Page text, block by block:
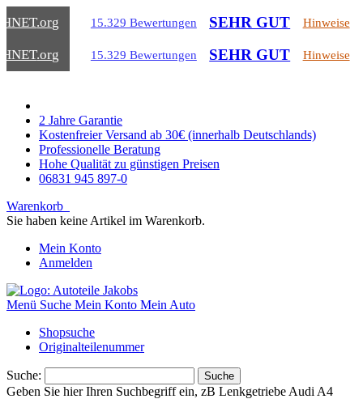
.org 15.329 Bewertungen SEHR GUT Hinweise
.org 15.329 Bewertungen SEHR GUT Hinweise
2 Jahre Garantie
Kostenfreier Versand ab 30€ (innerhalb Deutschlands)
Professionelle Beratung
Hohe Qualität zu günstigen Preisen
06831 945 897-0
Warenkorb
Sie haben keine Artikel im Warenkorb.
Mein Konto
Anmelden
Menü Suche Mein Konto Mein Auto
Shopsuche
Originalteilenummer
Suche: Suche
Geben Sie hier Ihren Suchbegriff ein, zB Lenkgetriebe Audi A4